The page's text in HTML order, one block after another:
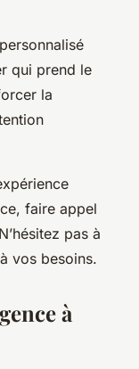
qui prend le
la
faire appel
pas à
vos besoins.
à